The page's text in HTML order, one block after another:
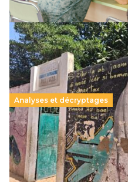
Analyses et décryptages
258 millions d’enfants
chocs climatiques et
population
11 juillet 2026- National